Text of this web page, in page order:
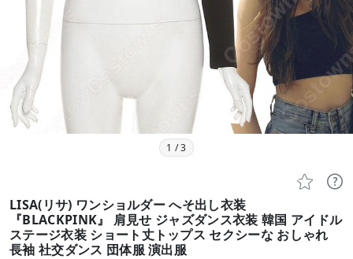
1 /3
 
LISA(リサ) ワンショルダー へそ出し衣装
『BLACKPINK』 肩見せ ジャズダンス衣装 韓国 アイドル
ステージ衣装 ショート丈トップス セクシーな おしゃれ
長袖 社交ダンス 団体服 演出服